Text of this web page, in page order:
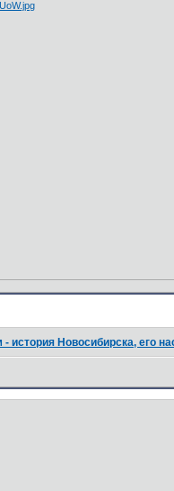
Новосибирска, его